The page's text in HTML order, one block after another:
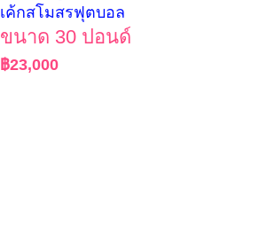
เค้กสโมสรฟุตบอล
ขนาด 30 ปอนด์
฿23,000